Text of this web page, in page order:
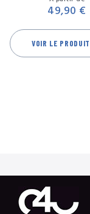
49,90 €
VOIR LE PRODUIT